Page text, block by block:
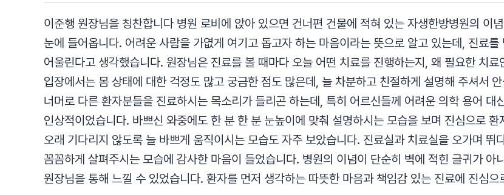
이준행 원장님을 칭찬합니다 병원 로비에 앉아 있으면 건너편 건물에 적혀 있는 자생한방병원의
눈에 들어옵니다. 어려운 사람을 가엾게 여기고 돕고자 하는 마음이라는 뜻으로 알고 있는데, 진료
어울린다고 생각했습니다. 원장님은 진료를 볼 때마다 오늘 어떤 치료를 진행하는지, 왜 필요한 치
입장에서는 몸 상태에 대한 걱정도 많고 궁금한 점도 많은데, 늘 차분하고 친절하게 설명해 주셔서
너머로 다른 환자분들을 진료하시는 목소리가 들리곤 하는데, 특히 어르신들께 어려운 의학 용어 대
인상적이었습니다. 바쁘신 와중에도 한 분 한 분 눈높이에 맞춰 설명하시는 모습을 보며 진심으로
오래 기다리지 않도록 늘 바쁘게 움직이시는 모습도 자주 보았습니다. 진료실과 치료실을 오가며 뛰
꼼꼼하게 살펴주시는 모습에 감사한 마음이 들었습니다. 병원의 이념이 단순히 벽에 적힌 글귀가
원장님을 통해 느낄 수 있었습니다. 환자를 먼저 생각하는 따뜻한 마음과 책임감 있는 진료에 진심으